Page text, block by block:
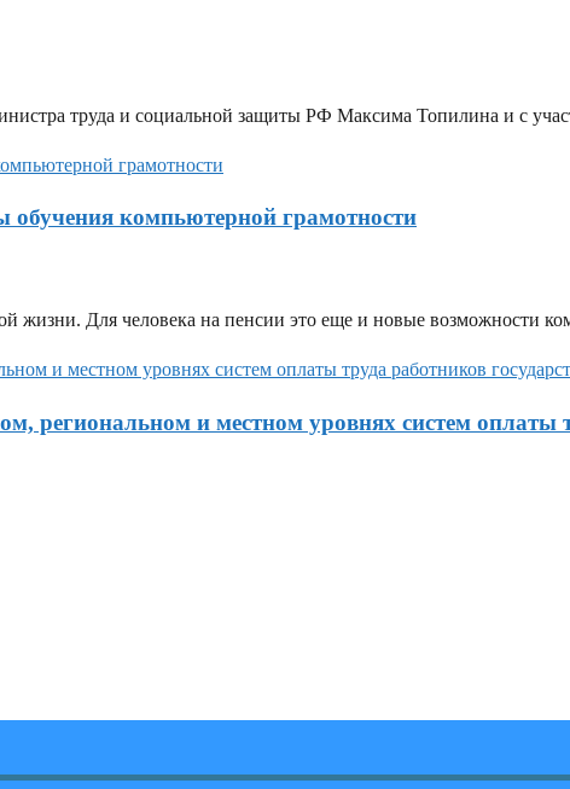
труда и социальной защиты РФ Максима Топилина и с
компьютерной грамотности
жизни. Для человека на пенсии это еще и новые возможности
региональном и местном уровнях систем оплаты